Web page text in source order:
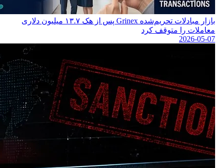
بازار مبادلات تحریم‌شده Grinex پس از هک ۱۳.۷ میلیون دلاری
معاملات را متوقف کرد
2026-05-07